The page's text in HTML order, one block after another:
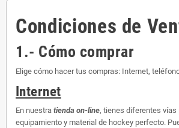
Condiciones de
1.- Cómo comprar
Elige cómo hacer tus compras: Internet,
Internet
En nuestra tienda on-line, tienes diferentes vías
equipamiento y material de hockey perfecto.